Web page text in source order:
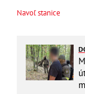
Navoľ stanice